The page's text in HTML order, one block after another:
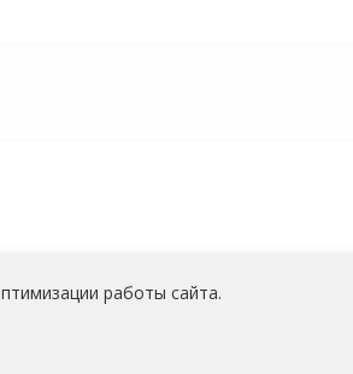
данных
работы сайта.